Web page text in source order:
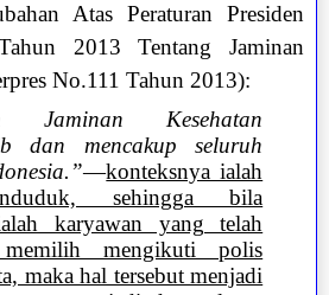
Atas Peraturan Presiden
2013 Tentang Jaminan
No.111 Tahun 2013):
Jaminan Kesehatan
dan mencakup seluruh
—konteksnya ialah
sehingga bila
karyawan yang telah
mengikuti polis
maka hal tersebut menjadi